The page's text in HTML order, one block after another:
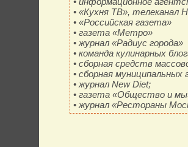
• «Кухня ТВ», телеканал
• «Российская газета»
• газета «Метро»
• журнал «Радиус города»
• команда кулинарных
• сборная средств
• сборная
• журнал New Diet;
• газета «Общество и
• журнал «Рестораны